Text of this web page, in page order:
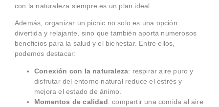
con la naturaleza siempre es un plan ideal.
Además, organizar un picnic no solo es una opción
divertida y relajante, sino que también aporta numerosos
beneficios para la salud y el bienestar. Entre ellos,
podemos destacar:
Conexión con la naturaleza: respirar aire puro y
disfrutar del entorno natural reduce el estrés y
mejora el estado de ánimo.
Momentos de calidad: compartir una comida al aire